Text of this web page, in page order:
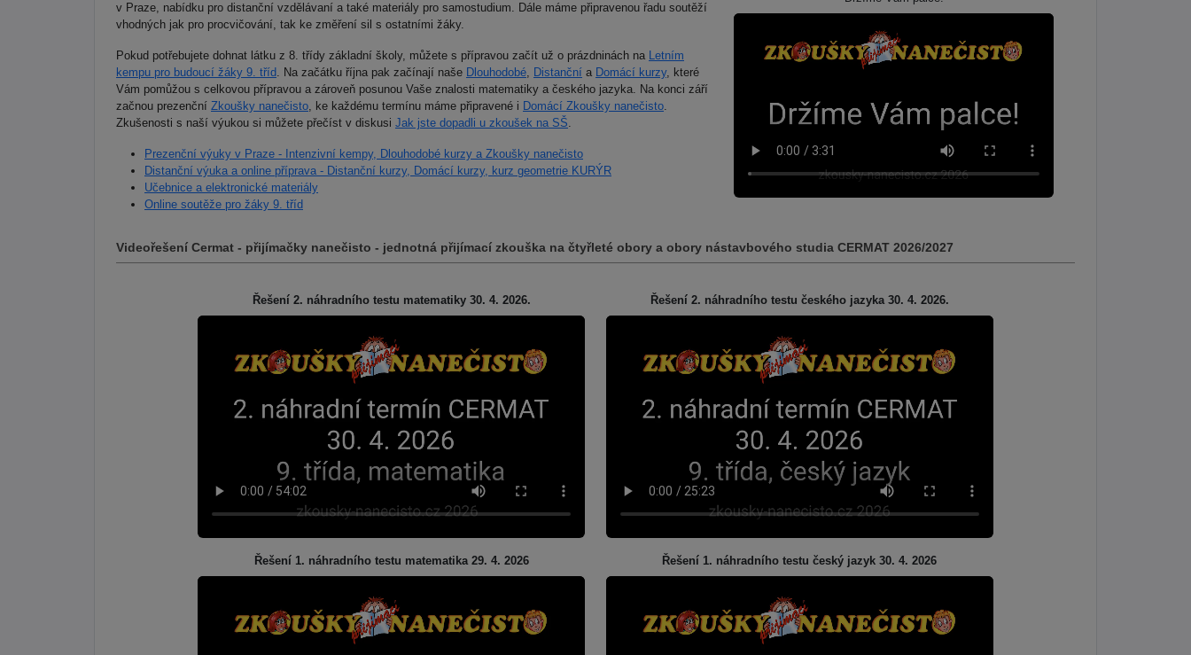
v Praze, nabídku pro distanční vzdělávaní a také materiály pro samostudium. Dále máme připravenou řadu soutěží
vhodných jak pro procvičování, tak ke změření sil s ostatními žáky.
Pokud potřebujete dohnat látku z 8. třídy základní školy, můžete s přípravou začít už o prázdninách na
Letním
kempu pro budoucí žáky 9. tříd . Na začátku října pak začínají naše Dlouhodobé Distanční a Domácí kurzy, které
Vám pomůžou s celkovou přípravou a zároveň posunou Vaše znalosti matematiky a českého jazyka. Na konci září
začnou prezenční Zkoušky nanečisto , ke každému termínu máme připravené i Domácí Zkoušky nanečisto
Zkušenosti s naší výukou si můžete přečíst v diskusi Jak jste dopadli u zkoušek na SŠ
Prezenční výuky v Praze - Intenzivní kempy, Dlouhodobé kurzy a Zkoušky nanečisto
Distanční výuka a online příprava - Distanční kurzy, Domácí kurzy, kurz geometrie KURÝR
Učebnice a elektronické materiály
Online soutěže pro žáky 9. tříd
Videořešení Cermat - přijímačky nanečisto - jednotná přijímací zkouška na čtyřleté obory a obory nástavbového studia CERMAT 2026/2027
Řešení 2. náhradního testu matematiky 30. 4. 2026. Řešení 2. náhradního testu českého jazyka 30. 4. 2026.
Řešení 1. náhradního testu matematika 29. 4. 2026 Řešení 1. náhradního testu český jazyk 30. 4. 2026